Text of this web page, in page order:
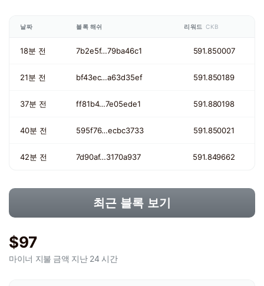
날짜 블록 해쉬 리워드 CKB
18분 전 7b2e5f…79ba46c1 591.850007
21분 전 bf43ec…a63d35ef 591.850189
37분 전 ff81b4…7e05ede1 591.880198
40분 전 595f76…ecbc3733 591.850021
42분 전 7d90af…3170a937 591.849662
최근 블록 보기
$97
마이너 지불 금액 지난 24 시간